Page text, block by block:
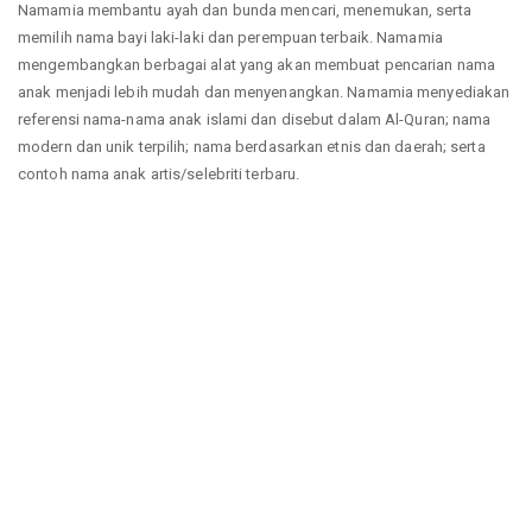
Namamia membantu ayah dan bunda mencari, menemukan, serta
memilih nama bayi laki-laki dan perempuan terbaik. Namamia
mengembangkan berbagai alat yang akan membuat pencarian nama
anak menjadi lebih mudah dan menyenangkan. Namamia menyediakan
referensi nama-nama anak islami dan disebut dalam Al-Quran; nama
modern dan unik terpilih; nama berdasarkan etnis dan daerah; serta
contoh nama anak artis/selebriti terbaru.